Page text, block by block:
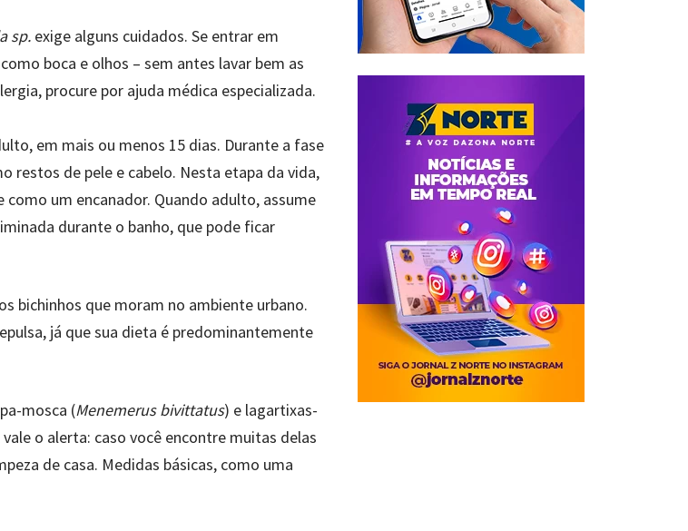
sp. exige alguns cuidados. Se entrar em
boca e olhos – sem antes lavar bem as
procure por ajuda médica especializada.
em mais ou menos 15 dias. Durante a fase
restos de pele e cabelo. Nesta etapa da vida,
um encanador. Quando adulto, assume
durante o banho, que pode ficar
bichinhos que moram no ambiente urbano.
já que sua dieta é predominantemente
mosca (Menemerus bivittatus) e lagartixas-
o alerta: caso você encontre muitas delas
de casa. Medidas básicas, como uma